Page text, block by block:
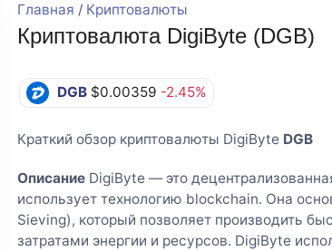
Главная / Криптовалюты
Криптовалюта DigiByte (DGB)
DGB $0.00359 -2.45%
Краткий обзор криптовалюты DigiByte DGB
ОписаниеDigiByte — это
использует технологию blockchain. Она
Sieving), который позволяет производить
затратами энергии и ресурсов. DigiByte